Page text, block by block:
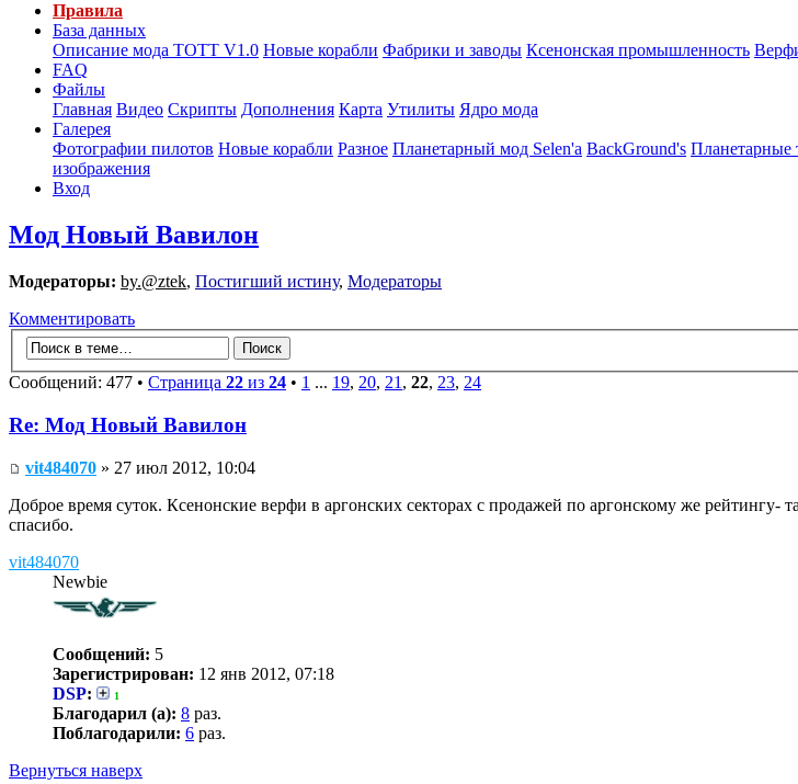
Правила
База данных
Описание мода ТОТТ V1.0 Новые корабли Фабрики и заводы Ксенонская промышленность
FAQ
Файлы
Главная Видео Скрипты Дополнения Карта Утилиты Ядро мода
Галерея
Фотографии пилотов Новые корабли Разное Планетарный мод Selen'a BackGround's Планетарные
изображения
Вход
Мод Новый Вавилон
Модераторы: by.@ztek, Постигший истину, Модераторы
Комментировать
Сообщений: 477 • Страница 22 из 24 • 1 ... 19, 20, 21, 22, 23, 24
Re: Мод Новый Вавилон
vit484070 » 27 июл 2012, 10:04
Доброе время суток. Ксенонские верфи в аргонских секторах с продажей по аргонскому же
спасибо.
vit484070
Newbie
Сообщений: 5
Зарегистрирован: 12 янв 2012, 07:18
DSP: 1
Благодарил (а): 8 раз.
Поблагодарили: 6 раз.
Вернуться наверх